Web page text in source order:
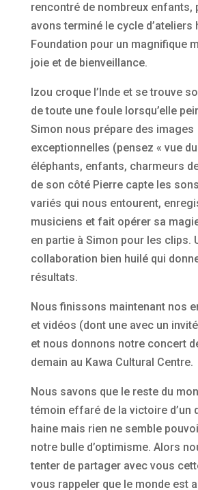
rencontré de nombreux enfants,
avons terminé le cycle d’ateliers
Foundation pour un magnifique
joie et de bienveillance.
Izou croque l’Inde et se trouve
de toute une foule lorsqu’elle
Simon nous prépare des images
exceptionnelles (pensez « vue
éléphants, enfants, charmeurs
de son côté Pierre capte les
variés qui nous entourent,
musiciens et fait opérer sa
en partie à Simon pour les clips.
collaboration bien huilé qui
résultats.
Nous finissons maintenant nos
et vidéos (dont une avec un
et nous donnons notre concert
demain au Kawa Cultural Centre.
Nous savons que le reste du
témoin effaré de la victoire d’un
haine mais rien ne semble
notre bulle d’optimisme. Alors
tenter de partager avec vous
vous rappeler que le monde est